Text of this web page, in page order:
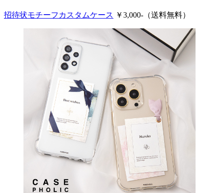
招待状モチーフカスタムケース ￥3,000-（送料無料）